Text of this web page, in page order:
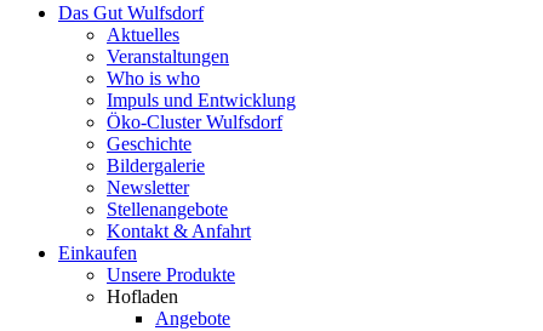
Das Gut Wulfsdorf
Aktuelles
Veranstaltungen
Who is who
Impuls und Entwicklung
Öko-Cluster Wulfsdorf
Geschichte
Bildergalerie
Newsletter
Stellenangebote
Kontakt & Anfahrt
Einkaufen
Unsere Produkte
Hofladen
Angebote